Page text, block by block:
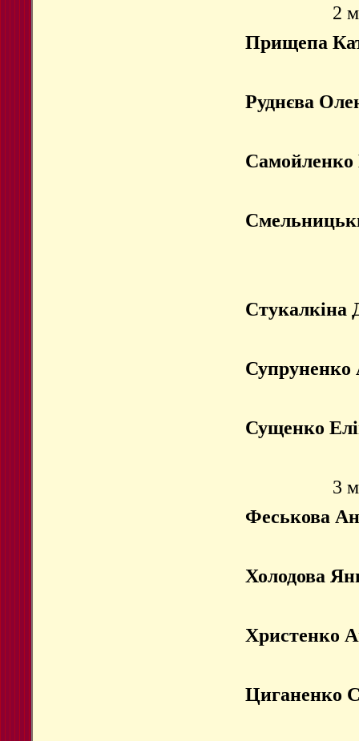
2
Прищепа
Руднєва
Самойленко
Стукалкіна
Супруненко
Сущенко
3
Феськова
Холодова
Христенко
Циганенко